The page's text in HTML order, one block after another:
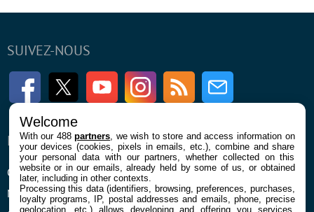
SUIVEZ-NOUS
FacebookTwitter Youtube InstagramRSS Newsletter
ENTREPRISE
Qui sommes nous
Mentions légales et CGU
À PROPOS
La rédaction
Contact
Welcome
With our 488partners , we wish to store and access information on
your devices (cookies, pixels in emails, etc.), combine and share
your personal data with our partners, whether collected on this
website or in our emails, already held by some of us, or obtained
later, including in other contexts.
Processing this data (identifiers, browsing, preferences, purchases,
loyalty programs, IP, postal addresses and emails, phone, precise
geolocation, etc.) allows developing and offering you services,